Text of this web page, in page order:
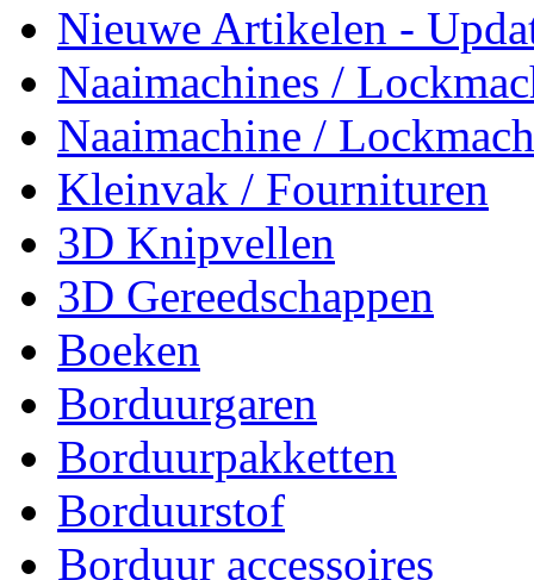
Nieuwe Artikelen -
Naaimachines /
Naaimachine /
Kleinvak / Fournituren
3D Knipvellen
3D Gereedschappen
Boeken
Borduurgaren
Borduurpakketten
Borduurstof
Borduur accessoires